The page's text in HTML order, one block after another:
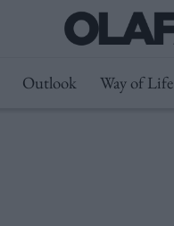
Outlook Way of Life